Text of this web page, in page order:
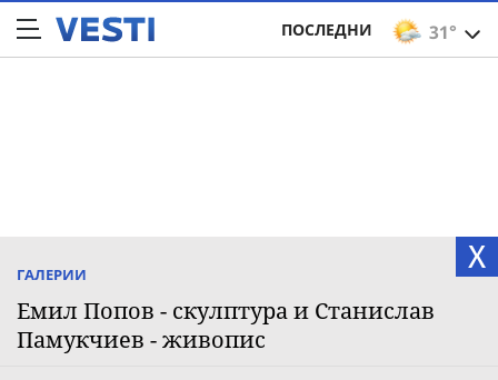
31°
ПОСЛЕДНИ
X
ГАЛЕРИИ
Емил Попов - скулптура и Станислав
Памукчиев - живопис